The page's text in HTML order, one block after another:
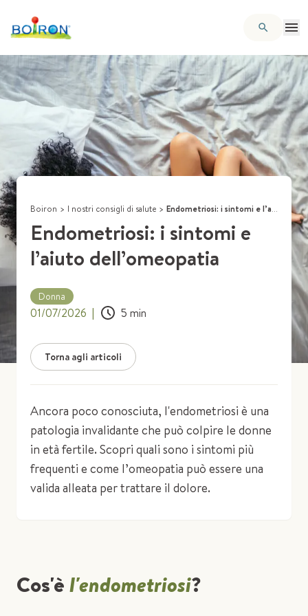
Boiron > I nostri consigli di salute > Endometriosi: i sintomi e l’aiuto dell’omeopatia
Endometriosi: i sintomi e
l’aiuto dell’omeopatia
Donna
01/07/2026 | 5 min
Torna agli articoli
Ancora poco conosciuta, l'endometriosi è una
patologia invalidante che può colpire le donne
in età fertile. Scopri quali sono i sintomi più
frequenti e come l’omeopatia può essere una
valida alleata per trattare il dolore.
Cos'èl'endometriosi?